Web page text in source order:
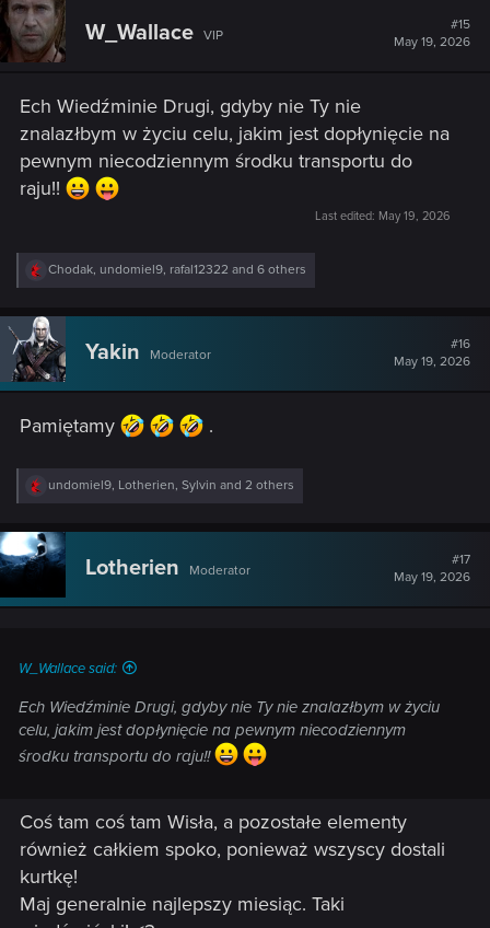
W_Wallace VIP
#15
May 19, 2026
Ech Wiedźminie Drugi, gdyby nie Ty nie
znalazłbym w życiu celu, jakim jest dopłynięcie na
pewnym niecodziennym środku transportu do
raju!!
Last edited: May 19, 2026
R
e
c
t
i
o
n
:
Chodak, undomiel9, rafal12322 and 6 others
Yakin Moderator
#16
May 19, 2026
Pamiętamy .
R
e
c
t
n
undomiel9, Lotherien, Sylvin and 2 others
Lotherien Moderator
#17
May 19, 2026
W_Wallace said:
Ech Wiedźminie Drugi, gdyby nie Ty nie znalazłbym w życiu
celu, jakim jest dopłynięcie na pewnym niecodziennym
środku transportu do raju!!
Coś tam coś tam Wisła, a pozostałe elementy
również całkiem spoko, ponieważ wszyscy dostali
kurtkę!
Maj generalnie najlepszy miesiąc. Taki